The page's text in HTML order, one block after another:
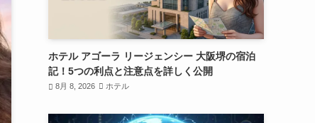
ホテル アゴーラ リージェンシー 大阪堺の宿泊
記！5つの利点と注意点を詳しく公開
8月 8, 2026 ホテル